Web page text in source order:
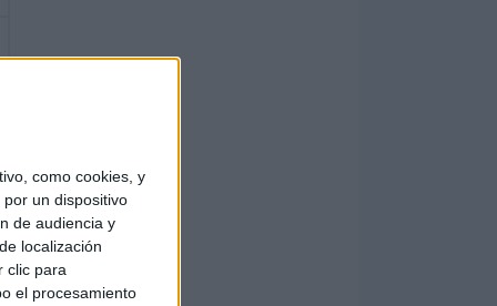
como cookies, y
un dispositivo
de audiencia y
localización
clic para
el procesamiento